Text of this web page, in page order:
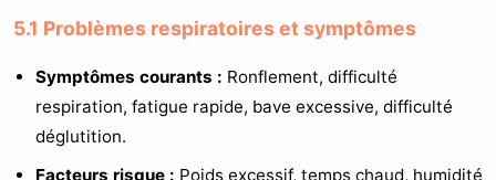
5.1 Problèmes respiratoires et symptômes
Symptômes courants : Ronflement, difficulté
respiration, fatigue rapide, bave excessive, difficulté
déglutition.
Facteurs risque : Poids excessif, temps chaud, humidité